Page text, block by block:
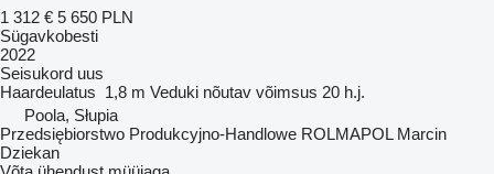
1 312 € 5 650 PLN
Sügavkobesti
2022
Seisukord uus
Haardeulatus 1,8 m Veduki nõutav võimsus 20 h.j.
Poola, Słupia
Przedsiębiorstwo Produkcyjno-Handlowe ROLMAPOL Marcin
Dziekan